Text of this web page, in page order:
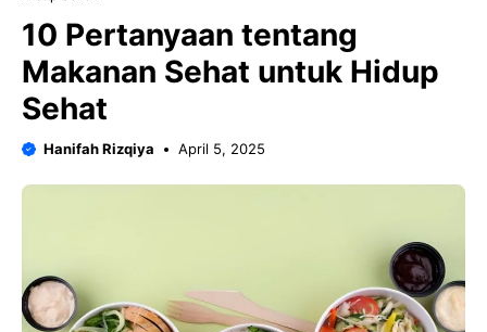
10 Pertanyaan tentang
Makanan Sehat untuk Hidup
Sehat
Hanifah Rizqiya April 5, 2025